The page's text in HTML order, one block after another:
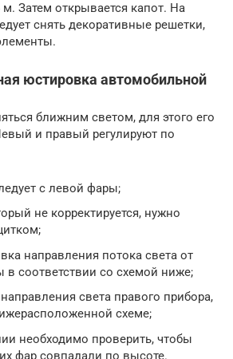
Затем открывается капот. На
снять декоративные решетки,
юстировка автомобильной
ближним светом, для этого его
и правый регулируют по
с левой фары;
не корректируется, нужно
направления потока света от
в соответствии со схемой ниже;
света правого прибора,
схеме;
необходимо проверить, чтобы
фар совпадали по высоте.